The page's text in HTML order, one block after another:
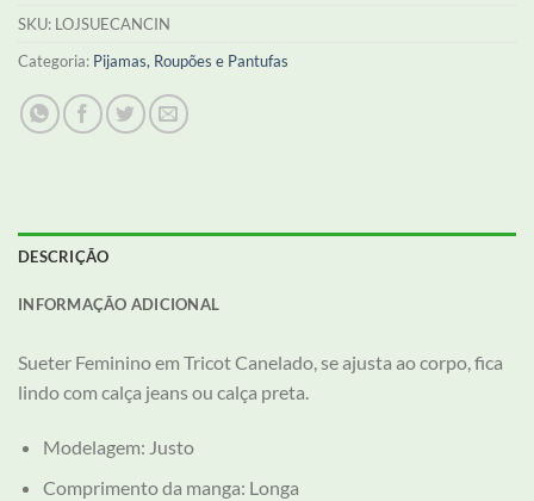
SKU: LOJSUECANCIN
Categoria: Pijamas, Roupões e Pantufas
DESCRIÇÃO
INFORMAÇÃO ADICIONAL
Sueter Feminino em Tricot Canelado, se ajusta ao corpo, fica
lindo com calça jeans ou calça preta.
Modelagem: Justo
Comprimento da manga: Longa